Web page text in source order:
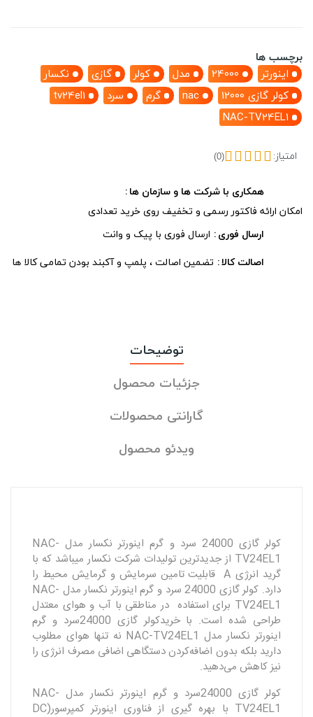
برچسب ها
اینورتر
24000 مدل کولر گازی
نکسار
کولر گازی 12000
nac گرم سرد
tv24el1
NAC-TV24EL1
امتیاز: (0)
همکاری با شرکت ها و سازمان ها
امکان ارائه فاکتور رسمی و تخفیف روی خرید تعدادی
ارسال فوری ارسال فوری با پیک و وانت
اصالت کالا تضمین اصالت ، پلمپ و آکبند بودن تمامی کالا ها
توضیحات
جزئیات محصول
گارانتی محصولات
ویدئو محصول
کولر گازی 24000 سرد و گرم اینورتر نکسار مدل NAC-
TV24EL1 از جدیدترین تولیدات شرکت نکسار میباشد که با
گرید انرژی A قابلیت تامین سرمایش و گرمایش محیط را
دارد. کولر گازی 24000 سرد و گرم اینورتر نکسار مدل NAC-
TV24EL1 برای استفاده در مناطقی با آب و هوای معتدل
طراحی شده است. با خریدکولر گازی 24000سرد و گرم
اینورتر نکسار مدل NAC-TV24EL1 نه تنها هوای مطلوب
دارید بلکه بدون اضافه‌کردن دستگاهی اضافی مصرف انرژی را
نیز کاهش می‌دهید.
کولر گازی 24000سرد و گرم اینورتر نکسار مدل NAC-
TV24EL1 با بهره گیری از فناوری اینورتر کمپرسور(DC